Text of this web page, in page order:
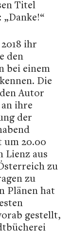
Titel
ihr
den
bei einem
kennen. Die
Autor
ihre
der
um 20.00
Lienz aus
zu
zu
Plänen hat
gestellt,